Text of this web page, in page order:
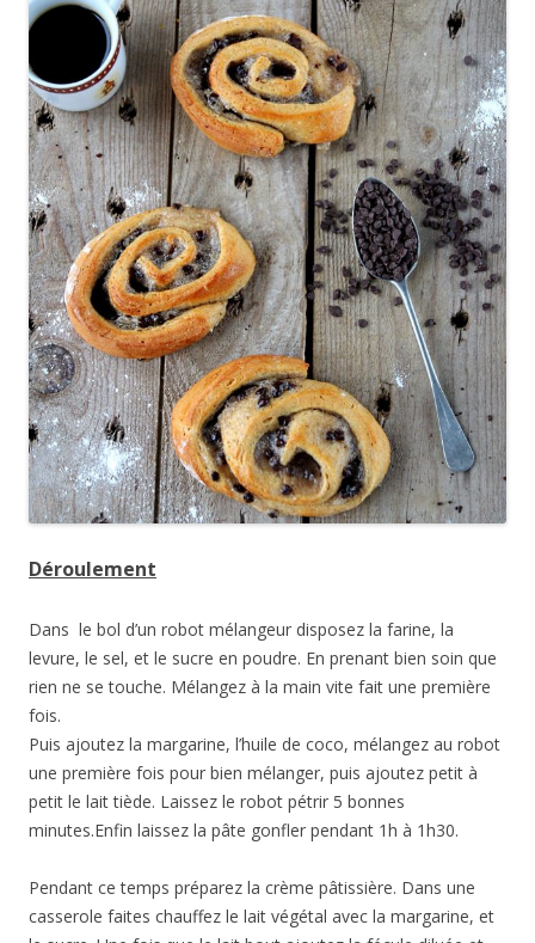
Déroulement
Dans le bol d’un robot mélangeur disposez la farine, la
levure, le sel, et le sucre en poudre. En prenant bien soin que
rien ne se touche. Mélangez à la main vite fait une première
fois.
Puis ajoutez la margarine, l’huile de coco, mélangez au robot
une première fois pour bien mélanger, puis ajoutez petit à
petit le lait tiède. Laissez le robot pétrir 5 bonnes
minutes.Enfin laissez la pâte gonfler pendant 1h à 1h30.
Pendant ce temps préparez la crème pâtissière. Dans une
casserole faites chauffez le lait végétal avec la margarine, et